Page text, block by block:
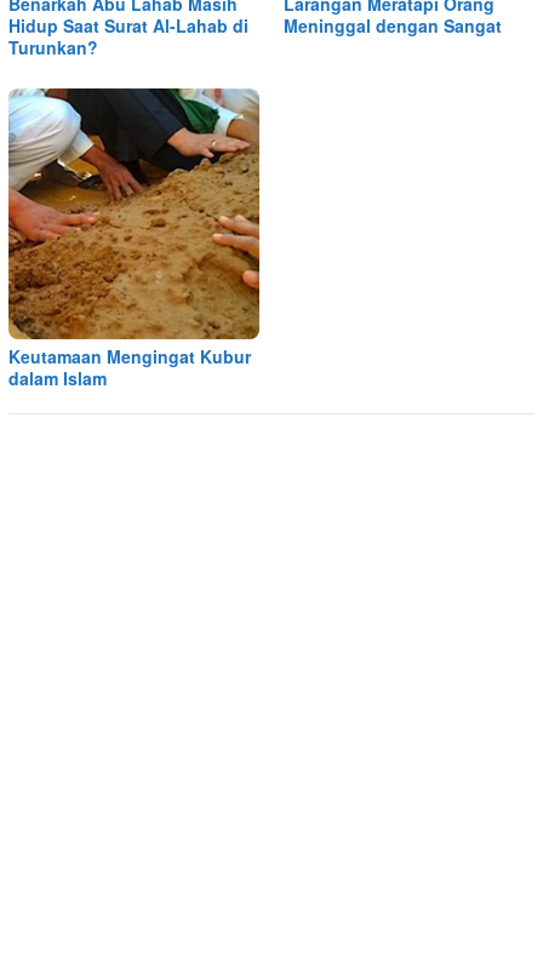
Hidup Saat Surat Al-Lahab di
Turunkan?
Meninggal dengan Sangat
Keutamaan Mengingat Kubur
dalam Islam